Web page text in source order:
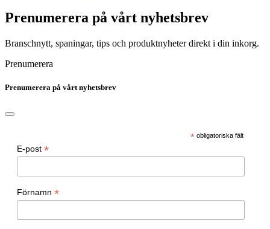
Prenumerera på vårt nyhetsbrev
Branschnytt, spaningar, tips och produktnyheter direkt i din inkorg.
Prenumerera
Prenumerera på vårt nyhetsbrev
* obligatoriska fält
E-post *
Förnamn *